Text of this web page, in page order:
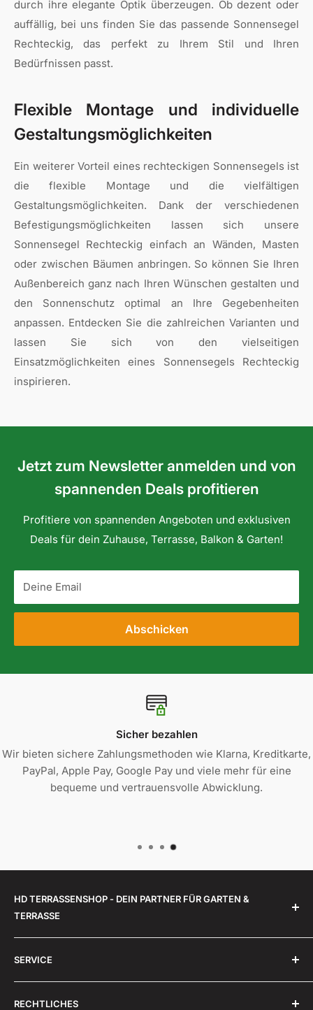
durch ihre elegante Optik überzeugen. Ob dezent oder
auffällig, bei uns finden Sie das passende Sonnensegel
Rechteckig, das perfekt zu Ihrem Stil und Ihren
Bedürfnissen passt.
Flexible Montage und individuelle
Gestaltungsmöglichkeiten
Ein weiterer Vorteil eines rechteckigen Sonnensegels ist
die flexible Montage und die vielfältigen
Gestaltungsmöglichkeiten. Dank der verschiedenen
Befestigungsmöglichkeiten lassen sich unsere
Sonnensegel Rechteckig einfach an Wänden, Masten
oder zwischen Bäumen anbringen. So können Sie Ihren
Außenbereich ganz nach Ihren Wünschen gestalten und
den Sonnenschutz optimal an Ihre Gegebenheiten
anpassen. Entdecken Sie die zahlreichen Varianten und
lassen Sie sich von den vielseitigen
Einsatzmöglichkeiten eines Sonnensegels Rechteckig
inspirieren.
Jetzt zum Newsletter anmelden und von
spannenden Deals profitieren
Profitiere von spannenden Angeboten und exklusiven
Deals für dein Zuhause, Terrasse, Balkon & Garten!
Deine Email
Abschicken
Sicher bezahlen
Wir bieten sichere Zahlungsmethoden wie Klarna, Kreditkarte,
PayPal, Apple Pay, Google Pay und viele mehr für eine
bequeme und vertrauensvolle Abwicklung.
HD TERRASSENSHOP - DEIN PARTNER FÜR GARTEN &
TERRASSE
Unsere Mission bei HD-Terrassenshop GmbH ist es,
Ihre Terrasse in eine echte Wohlfühloase zu
verwandeln. Wir möchten, dass Sie die Zeit draußen
genauso genießen können wie drinnen. Mit unseren
SERVICE
Über uns
RECHTLICHES